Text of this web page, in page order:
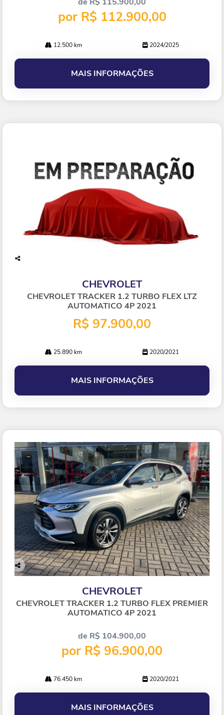
por R$ 112.900,00
12.500 km 2024/2025
MAIS INFORMAÇÕES
CHEVROLET
CHEVROLET TRACKER 1.2 TURBO FLEX LTZ
AUTOMATICO 4P 2021
R$ 97.900,00
25.890 km 2020/2021
MAIS INFORMAÇÕES
Co
lhe
CHEVROLET
CHEVROLET TRACKER 1.2 TURBO FLEX PREMIER
AUTOMATICO 4P 2021
de R$ 104.900,00
por R$ 96.900,00
76.450 km 2020/2021
MAIS INFORMAÇÕES